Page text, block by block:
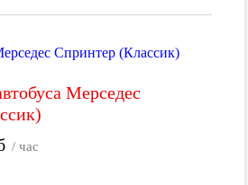
Мерседес
/ час